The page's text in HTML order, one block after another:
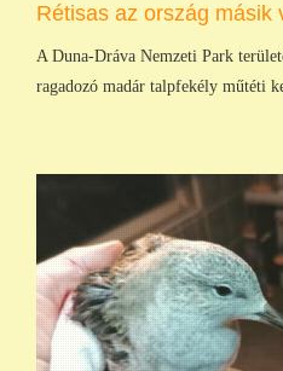
Rétisas az ország másik
A Duna-Dráva Nemzeti Park
ragadozó madár talpfekély műtéti